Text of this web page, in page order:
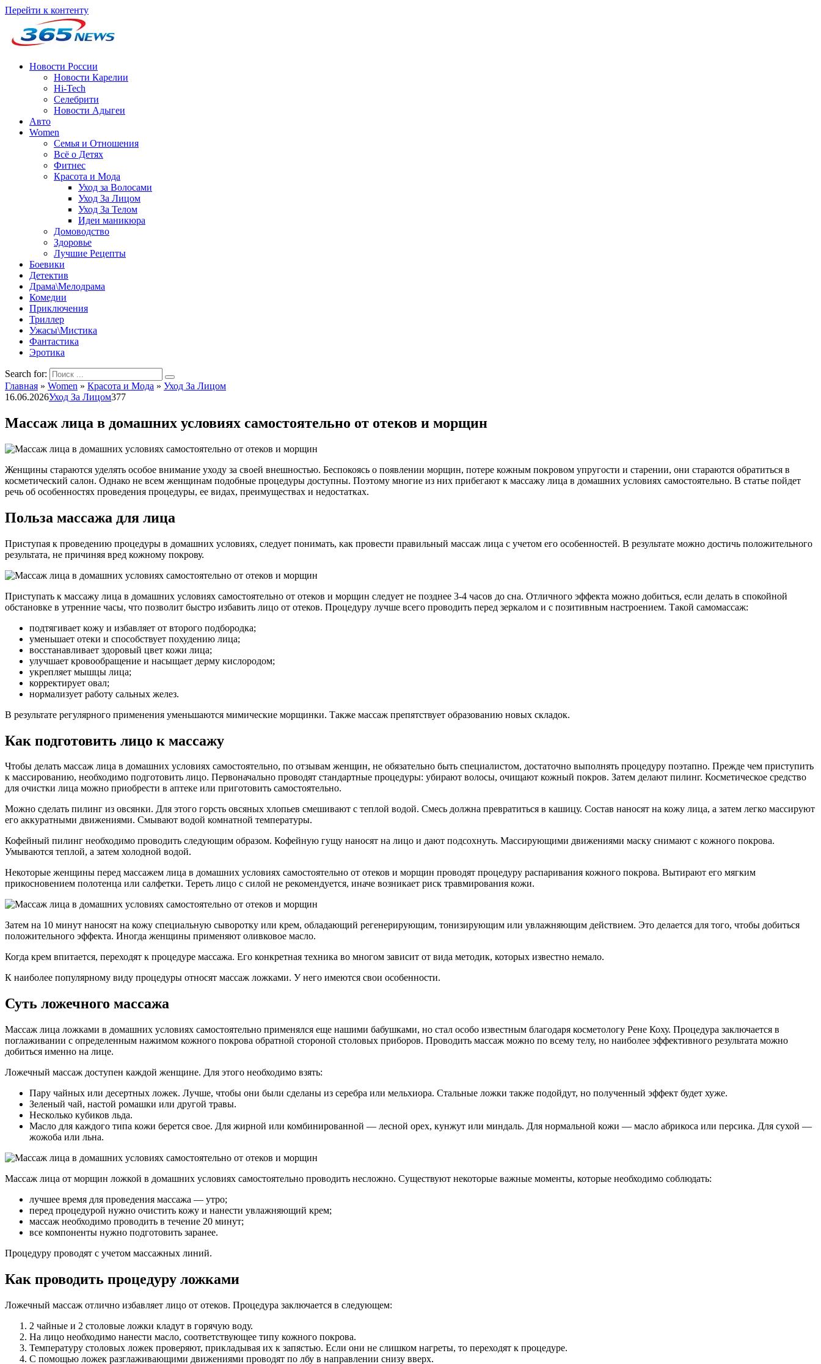
Перейти к контенту
Новости России
Новости Карелии
Hi-Tech
Селебрити
Новости Адыгеи
Авто
Women
Семья и Отношения
Всё о Детях
Фитнес
Красота и Мода
Уход за Волосами
Уход За Лицом
Уход За Телом
Идеи маникюра
Домоводство
Здоровье
Лучшие Рецепты
Боевики
Детектив
Драма\Мелодрама
Комедии
Приключения
Триллер
Ужасы\Мистика
Фантастика
Эротика
Search for:
Главная » Women » Красота и Мода » Уход За Лицом
16.06.2026Уход За Лицом377
Массаж лица в домашних условиях самостоятельно от отеков и морщин
Женщины стараются уделять особое внимание уходу за своей внешностью. Беспокоясь о появлении морщин, потере кожным покровом упругости и старении, они стараются обратиться в
косметический салон. Однако не всем женщинам подобные процедуры доступны. Поэтому многие из них прибегают к массажу лица в домашних условиях самостоятельно. В статье пойдет
речь об особенностях проведения процедуры, ее видах, преимуществах и недостатках.
Польза массажа для лица
Приступая к проведению процедуры в домашних условиях, следует понимать, как провести правильный массаж лица с учетом его особенностей. В результате можно достичь положительного
результата, не причиняя вред кожному покрову.
Приступать к массажу лица в домашних условиях самостоятельно от отеков и морщин следует не позднее 3-4 часов до сна. Отличного эффекта можно добиться, если делать в спокойной
обстановке в утренние часы, что позволит быстро избавить лицо от отеков. Процедуру лучше всего проводить перед зеркалом и с позитивным настроением. Такой самомассаж:
подтягивает кожу и избавляет от второго подбородка;
уменьшает отеки и способствует похудению лица;
восстанавливает здоровый цвет кожи лица;
улучшает кровообращение и насыщает дерму кислородом;
укрепляет мышцы лица;
корректирует овал;
нормализует работу сальных желез.
В результате регулярного применения уменьшаются мимические морщинки. Также массаж препятствует образованию новых складок.
Как подготовить лицо к массажу
Чтобы делать массаж лица в домашних условиях самостоятельно, по отзывам женщин, не обязательно быть специалистом, достаточно выполнять процедуру поэтапно. Прежде чем приступить
к массированию, необходимо подготовить лицо. Первоначально проводят стандартные процедуры: убирают волосы, очищают кожный покров. Затем делают пилинг. Косметическое средство
для очистки лица можно приобрести в аптеке или приготовить самостоятельно.
Можно сделать пилинг из овсянки. Для этого горсть овсяных хлопьев смешивают с теплой водой. Смесь должна превратиться в кашицу. Состав наносят на кожу лица, а затем легко массируют
его аккуратными движениями. Смывают водой комнатной температуры.
Кофейный пилинг необходимо проводить следующим образом. Кофейную гущу наносят на лицо и дают подсохнуть. Массирующими движениями маску снимают с кожного покрова.
Умываются теплой, а затем холодной водой.
Некоторые женщины перед массажем лица в домашних условиях самостоятельно от отеков и морщин проводят процедуру распаривания кожного покрова. Вытирают его мягким
прикосновением полотенца или салфетки. Тереть лицо с силой не рекомендуется, иначе возникает риск травмирования кожи.
Затем на 10 минут наносят на кожу специальную сыворотку или крем, обладающий регенерирующим, тонизирующим или увлажняющим действием. Это делается для того, чтобы добиться
положительного эффекта. Иногда женщины применяют оливковое масло.
Когда крем впитается, переходят к процедуре массажа. Его конкретная техника во многом зависит от вида методик, которых известно немало.
К наиболее популярному виду процедуры относят массаж ложками. У него имеются свои особенности.
Суть ложечного массажа
Массаж лица ложками в домашних условиях самостоятельно применялся еще нашими бабушками, но стал особо известным благодаря косметологу Рене Коху. Процедура заключается в
поглаживании с определенным нажимом кожного покрова обратной стороной столовых приборов. Проводить массаж можно по всему телу, но наиболее эффективного результата можно
добиться именно на лице.
Ложечный массаж доступен каждой женщине. Для этого необходимо взять:
Пару чайных или десертных ложек. Лучше, чтобы они были сделаны из серебра или мельхиора. Стальные ложки также подойдут, но полученный эффект будет хуже.
Зеленый чай, настой ромашки или другой травы.
Несколько кубиков льда.
Масло для каждого типа кожи берется свое. Для жирной или комбинированной — лесной орех, кунжут или миндаль. Для нормальной кожи — масло абрикоса или персика. Для сухой —
жожоба или льна.
Массаж лица от морщин ложкой в домашних условиях самостоятельно проводить несложно. Существуют некоторые важные моменты, которые необходимо соблюдать:
лучшее время для проведения массажа — утро;
перед процедурой нужно очистить кожу и нанести увлажняющий крем;
массаж необходимо проводить в течение 20 минут;
все компоненты нужно подготовить заранее.
Процедуру проводят с учетом массажных линий.
Как проводить процедуру ложками
Ложечный массаж отлично избавляет лицо от отеков. Процедура заключается в следующем:
2 чайные и 2 столовые ложки кладут в горячую воду.
На лицо необходимо нанести масло, соответствующее типу кожного покрова.
Температуру столовых ложек проверяют, прикладывая их к запястью. Если они не слишком нагреты, то переходят к процедуре.
С помощью ложек разглаживающими движениями проводят по лбу в направлении снизу вверх.